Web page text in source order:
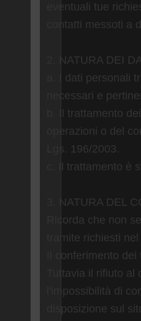
eventuali tue
contatti messoti a
2. NATURA DEI
a. I dati personali
necessari e
b. Il trattamento
operazioni o del
Lgs. 196/2003.
c. Il trattamento è
3. NATURA DEL
Ricorda che non
tramite richiesti
Il conferimento
Tuttavia il rifiuto
l'impossibilità di
disposizione sul